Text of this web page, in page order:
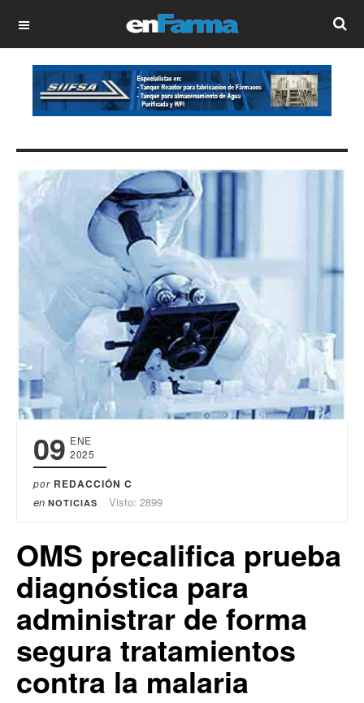
OFF CANVAS
09 ENE
2025
por REDACCIÓN C
en NOTICIAS Visto: 2899
OMS precalifica prueba
diagnóstica para
administrar de forma
segura tratamientos
contra la malaria